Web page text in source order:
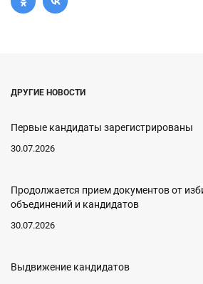
ДРУГИЕ НОВОСТИ
Первые кандидаты зарегистрированы
30.07.2026
Продолжается прием документов от
объединений и кандидатов
30.07.2026
Выдвижение кандидатов